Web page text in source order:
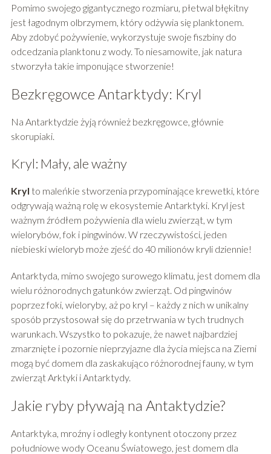
Pomimo swojego gigantycznego rozmiaru, płetwal błękitny
jest łagodnym olbrzymem, który odżywia się planktonem.
Aby zdobyć pożywienie, wykorzystuje swoje fiszbiny do
odcedzania planktonu z wody. To niesamowite, jak natura
stworzyła takie imponujące stworzenie!
Bezkręgowce Antarktydy: Kryl
Na Antarktydzie żyją również bezkręgowce, głównie
skorupiaki.
Kryl: Mały, ale ważny
Kryl to maleńkie stworzenia przypominające krewetki, które
odgrywają ważną rolę w ekosystemie Antarktyki. Kryl jest
ważnym źródłem pożywienia dla wielu zwierząt, w tym
wielorybów, fok i pingwinów. W rzeczywistości, jeden
niebieski wieloryb może zjeść do 40 milionów kryli dziennie!
Antarktyda, mimo swojego surowego klimatu, jest domem dla
wielu różnorodnych gatunków zwierząt. Od pingwinów
poprzez foki, wieloryby, aż po kryl – każdy z nich w unikalny
sposób przystosował się do przetrwania w tych trudnych
warunkach. Wszystko to pokazuje, że nawet najbardziej
zmarznięte i pozornie nieprzyjazne dla życia miejsca na Ziemi
mogą być domem dla zaskakująco różnorodnej fauny, w tym
zwierząt Arktyki i Antarktydy.
Jakie ryby pływają na Antaktydzie?
Antarktyka, mroźny i odległy kontynent otoczony przez
południowe wody Oceanu Światowego, jest domem dla